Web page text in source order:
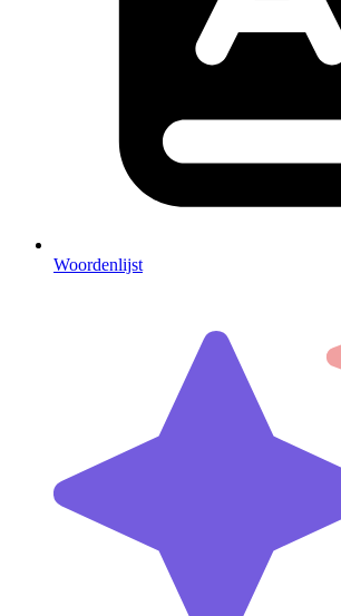
Woordenlijst